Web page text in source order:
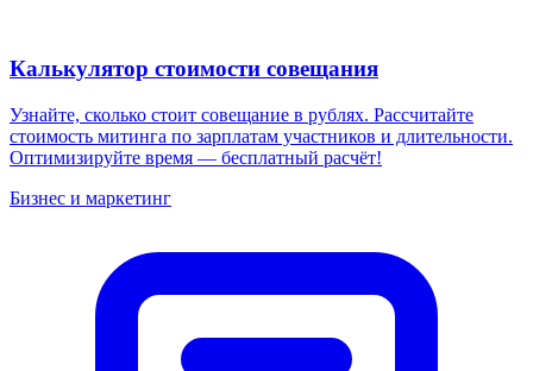
Калькулятор стоимости совещания
Узнайте, сколько стоит совещание в рублях. Рассчитайте
стоимость митинга по зарплатам участников и длительности.
Оптимизируйте время — бесплатный расчёт!
Бизнес и маркетинг